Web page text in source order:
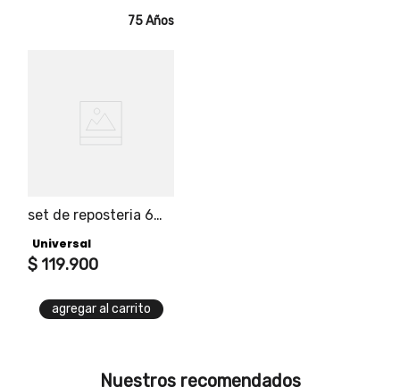
75 Años
set de reposteria 6
Universal
$ 119.900
agregar al carrito
Nuestros recomendados